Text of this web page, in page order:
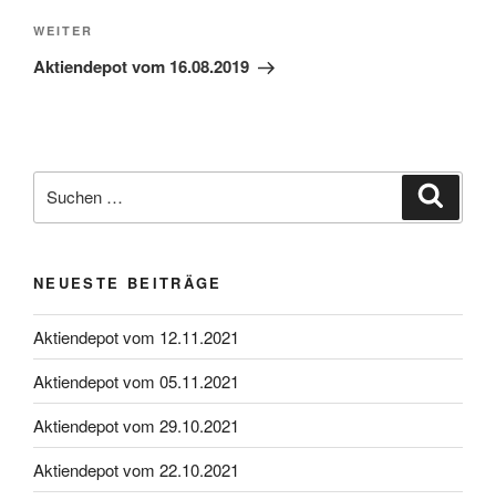
Nächster
Beitrag
WEITER
Aktiendepot vom 16.08.2019
nach:
NEUESTE BEITRÄGE
Aktiendepot vom 12.11.2021
Aktiendepot vom 05.11.2021
Aktiendepot vom 29.10.2021
Aktiendepot vom 22.10.2021